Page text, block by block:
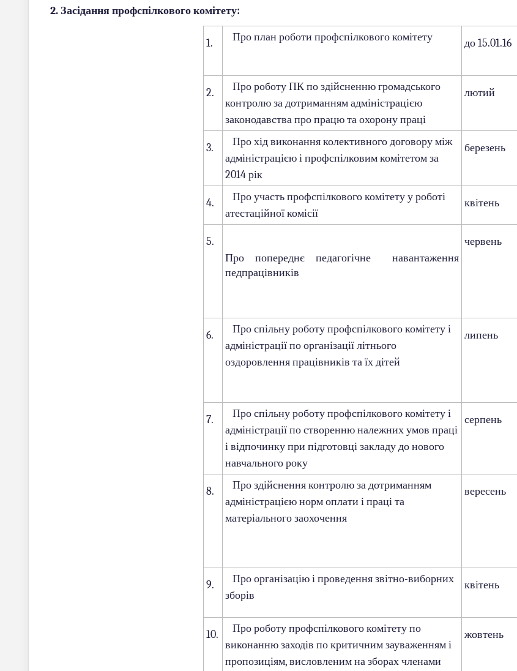
2. Засідання профспілкового комітету:
1. Про план роботи профспілкового комітету до 15.01.16
2.
Про роботу ПК по здійсненню громадського
контролю за дотриманням адміністрацією
законодавства про працю та охорону праці
лютий
3.
Про хід виконання колективного договору між
адміністрацією і профспілковим комітетом за
2014 рік
березень
4.
Про участь профспілкового комітету у роботі
атестаційної комісії
квітень
5.
Про попереднє педагогічне навантаження
педпрацівників
червень
6.
Про спільну роботу профспілкового комітету і
адміністрації по організації літнього
оздоровлення працівників та їх дітей
липень
7.
Про спільну роботу профспілкового комітету і
адміністрації по створенню належних умов праці
і відпочинку при підготовці закладу до нового
навчального року
серпень
8.
Про здійснення контролю за дотриманням
адміністрацією норм оплати і праці та
матеріального заохочення
вересень
9.
Про організацію і проведення звітно-виборних
зборів
квітень
10.
Про роботу профспілкового комітету по
виконанню заходів по критичним зауваженням і
пропозиціям, висловленим на зборах членами
жовтень